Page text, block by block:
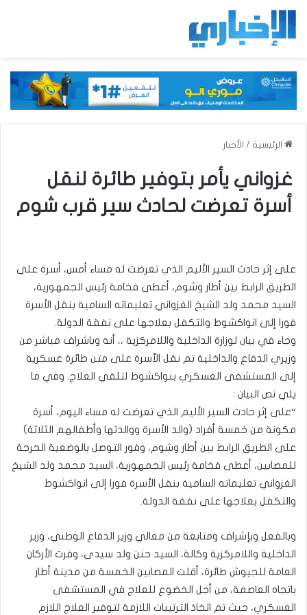
الرئيسية / الأخبار
غزواني يأمر بتوفير طائرة لنقل
أسرة تعرضت لحادث سير قرب شوم
على إثر حادث السير الأليم الذي تعرضت له مساء أمس، أسرة على
الطريق الرابط بين أطار وشوم، أعطى فخامة رئيس الجمهورية،
السيد محمد ولد الشيخ الغزواني تعليماته السامية بنقل الأسرة
فورا إلى انواكشوط والتكفل بعلاجها على نفقة الدولة.
وجاء في بيان لوزارة الداخلية واللامركزية ،، أنه وباشراف مباشر من
وزيري الدفاع والداخلية تم نقل الأسرة على متن طائرة عسكرية
إلى المستشفى العسكري بنواكشوط لتلقي العلاج. وفي ما
يلي نص البيان :
“على إثر حادث السير الأليم الذي تعرضت له مساء اليوم، أسرة
مكونة من خمسة أفراد (والد الأسرة ووالدتها وأطفالهم الثلاثة)
على الطريق الرابط بين أطار وشوم، وفور التوصل بالوضعية الحرجة
للمصابين، أعطى فخامة رئيس الجمهورية، السيد محمد ولد الشيخ
الغزواني تعليماته السامية بنقل الأسرة فورا إلى انواكشوط
والتكفل بعلاجها على نفقة الدولة.
وبالفعل وبإشراف ومتابعة من معالي وزير الدفاع الوطني، وزير
الداخلية واللامركزية وكالة، السيد حنن ولد سيدى، وفرت الأركان
العامة للجيوش طائرة، أقلت المصابين الخمسة من مدينة أطار
باتجاه العاصمة، من أجل الخضوع للعلاج في المستشفى
العسكري، حيث تم اتخاذ الترتيبات اللازمة لتوفير العلاج اللازم